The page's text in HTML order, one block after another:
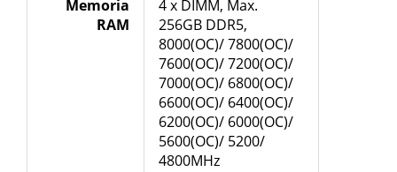
Memoria
RAM
4 x DIMM, Max.
256GB DDR5,
8000(OC)/ 7800(OC)/
7600(OC)/ 7200(OC)/
7000(OC)/ 6800(OC)/
6600(OC)/ 6400(OC)/
6200(OC)/ 6000(OC)/
5600(OC)/ 5200/
4800MHz